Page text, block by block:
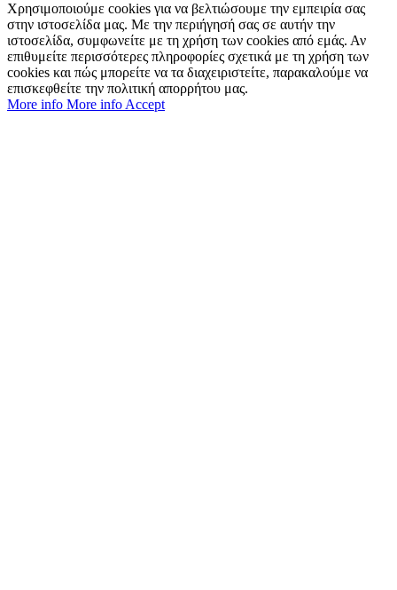
Χρησιμοποιούμε cookies για να βελτιώσουμε την εμπειρία σας
στην ιστοσελίδα μας. Με την περιήγησή σας σε αυτήν την
ιστοσελίδα, συμφωνείτε με τη χρήση των cookies από εμάς. Αν
επιθυμείτε περισσότερες πληροφορίες σχετικά με τη χρήση των
cookies και πώς μπορείτε να τα διαχειριστείτε, παρακαλούμε να
επισκεφθείτε την πολιτική απορρήτου μας.
More info More info Accept